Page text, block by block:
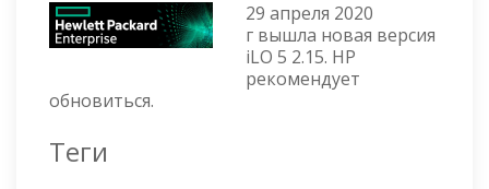
V
2.15
ОТ
29
29 апреля 2020
г вышла новая версия
iLO 5 2.15. HP
рекомендует
обновиться.
Теги